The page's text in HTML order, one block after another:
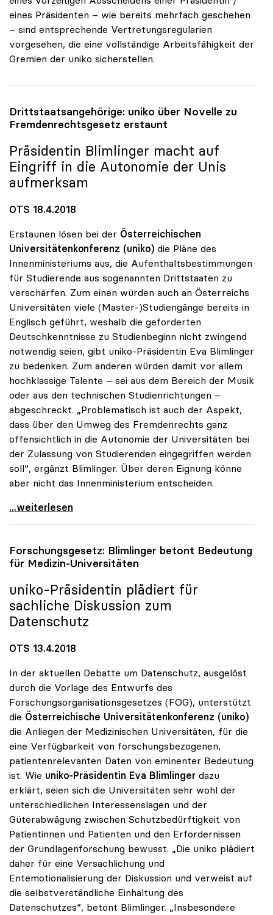
eines Präsidenten – wie bereits mehrfach geschehen
– sind entsprechende Vertretungsregularien
vorgesehen, die eine vollständige Arbeitsfähigkeit der
Gremien der uniko sicherstellen.
Drittstaatsangehörige: uniko über Novelle zu
Fremdenrechtsgesetz erstaunt
Präsidentin Blimlinger macht auf
Eingriff in die Autonomie der Unis
aufmerksam
OTS 18.4.2018
Erstaunen lösen bei der Österreichischen
Universitätenkonferenz (uniko) die Pläne des
Innenministeriums aus, die Aufenthaltsbestimmungen
für Studierende aus sogenannten Drittstaaten zu
verschärfen. Zum einen würden auch an Österreichs
Universitäten viele (Master-)Studiengänge bereits in
Englisch geführt, weshalb die geforderten
Deutschkenntnisse zu Studienbeginn nicht zwingend
notwendig seien, gibt uniko-Präsidentin Eva Blimlinger
zu bedenken. Zum anderen würden damit vor allem
hochklassige Talente – sei aus dem Bereich der Musik
oder aus den technischen Studienrichtungen –
abgeschreckt. „Problematisch ist auch der Aspekt,
dass über den Umweg des Fremdenrechts ganz
offensichtlich in die Autonomie der Universitäten bei
der Zulassung von Studierenden eingegriffen werden
soll“, ergänzt Blimlinger. Über deren Eignung könne
aber nicht das Innenministerium entscheiden.
Drittstaatsangehörige: uniko über Novelle zu
...weiterlesen
Forschungsgesetz: Blimlinger betont Bedeutung
für Medizin-Universitäten
uniko-Präsidentin plädiert für
sachliche Diskussion zum
Datenschutz
OTS 13.4.2018
In der aktuellen Debatte um Datenschutz, ausgelöst
durch die Vorlage des Entwurfs des
Forschungsorganisationsgesetzes (FOG), unterstützt
die Österreichische Universitätenkonferenz (uniko)
die Anliegen der Medizinischen Universitäten, für die
eine Verfügbarkeit von forschungsbezogenen,
patientenrelevanten Daten von eminenter Bedeutung
ist. Wie uniko-Präsidentin Eva Blimlinger dazu
erklärt, seien sich die Universitäten sehr wohl der
unterschiedlichen Interessenslagen und der
Güterabwägung zwischen Schutzbedürftigkeit von
Patientinnen und Patienten und den Erfordernissen
der Grundlagenforschung bewusst. „Die uniko plädiert
daher für eine Versachlichung und
Entemotionalisierung der Diskussion und verweist auf
die selbstverständliche Einhaltung des
Datenschutzes“, betont Blimlinger. „Insbesondere